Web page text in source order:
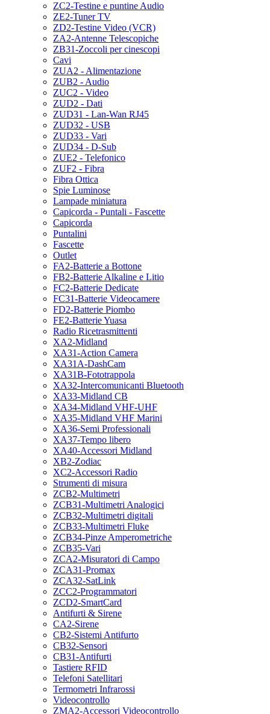
ZC2-Testine e puntine Audio
ZE2-Tuner TV
ZD2-Testine Video (VCR)
ZA2-Antenne Telescopiche
ZB31-Zoccoli per cinescopi
Cavi
ZUA2 - Alimentazione
ZUB2 - Audio
ZUC2 - Video
ZUD2 - Dati
ZUD31 - Lan-Wan RJ45
ZUD32 - USB
ZUD33 - Vari
ZUD34 - D-Sub
ZUE2 - Telefonico
ZUF2 - Fibra
Fibra Ottica
Spie Luminose
Lampade miniatura
Capicorda - Puntali - Fascette
Capicorda
Puntalini
Fascette
Outlet
FA2-Batterie a Bottone
FB2-Batterie Alkaline e Litio
FC2-Batterie Dedicate
FC31-Batterie Videocamere
FD2-Batterie Piombo
FE2-Batterie Yuasa
Radio Ricetrasmittenti
XA2-Midland
XA31-Action Camera
XA31A-DashCam
XA31B-Fototrappola
XA32-Intercomunicanti Bluetooth
XA33-Midland CB
XA34-Midland VHF-UHF
XA35-Midland VHF Marini
XA36-Semi Professionali
XA37-Tempo libero
XA40-Accessori Midland
XB2-Zodiac
XC2-Accessori Radio
Strumenti di misura
ZCB2-Multimetri
ZCB31-Multimetri Analogici
ZCB32-Multimetri digitali
ZCB33-Multimetri Fluke
ZCB34-Pinze Amperometriche
ZCB35-Vari
ZCA2-Misuratori di Campo
ZCA31-Promax
ZCA32-SatLink
ZCC2-Programmatori
ZCD2-SmartCard
Antifurti & Sirene
CA2-Sirene
CB2-Sistemi Antifurto
CB32-Sensori
CB31-Antifurti
Tastiere RFID
Telefoni Satellitari
Termometri Infrarossi
Videocontrollo
ZMA2-Accessori Videocontrollo